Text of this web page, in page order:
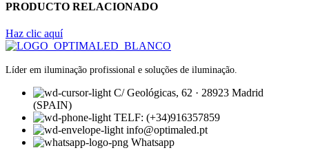
PRODUCTO RELACIONADO
Haz clic aquí
Líder em iluminação profissional e soluções de iluminação.
C/ Geológicas, 62 · 28923 Madrid
(SPAIN)
TELF: (+34)916357859
info@optimaled.pt
Whatsapp